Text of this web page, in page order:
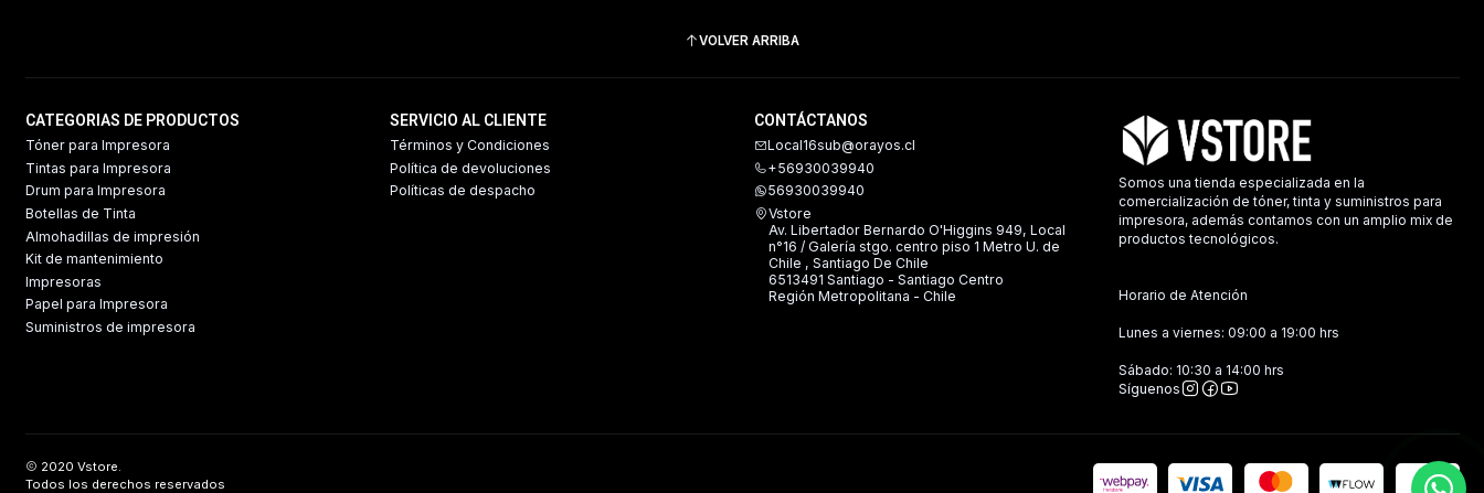
VOLVER ARRIBA
CATEGORIAS DE PRODUCTOS
Tóner para Impresora
Tintas para Impresora
Drum para Impresora
Botellas de Tinta
Almohadillas de impresión
Kit de mantenimiento
Impresoras
Papel para Impresora
Suministros de impresora
SERVICIO AL CLIENTE
Términos y Condiciones
Política de devoluciones
Políticas de despacho
CONTÁCTANOS
Local16sub@orayos.cl
+56930039940
56930039940
Vstore
Av. Libertador Bernardo O'Higgins 949, Local
n°16 / Galería stgo. centro piso 1 Metro U. de
Chile , Santiago De Chile
6513491 Santiago - Santiago Centro
Región Metropolitana - Chile
Somos una tienda especializada en la
comercialización de tóner, tinta y suministros para
impresora, además contamos con un amplio mix de
productos tecnológicos.
Horario de Atención
Lunes a viernes: 09:00 a 19:00 hrs
Sábado: 10:30 a 14:00 hrs
Síguenos
2020 Vstore.
Todos los derechos reservados